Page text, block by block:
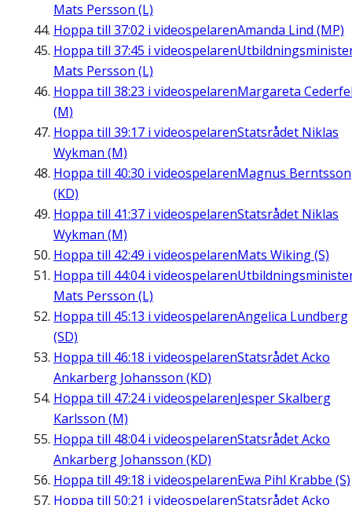
Mats Persson (L)
Hoppa till 37:02 i videospelarenAmanda Lind (MP)
Hoppa till 37:45 i videospelaren
Mats Persson (L)
Hoppa till 38:23 i videospelarenMargareta
(M)
Hoppa till 39:17 i videospelarenStatsrådet Niklas
Wykman (M)
Hoppa till 40:30 i videospelarenMagnus Berntsson
(KD)
Hoppa till 41:37 i videospelarenStatsrådet Niklas
Wykman (M)
Hoppa till 42:49 i videospelarenMats Wiking (S)
Hoppa till 44:04i videospelaren
Mats Persson (L)
Hoppa till 45:13 i videospelarenAngelica Lundberg
(SD)
Hoppa till 46:18 i videospelarenStatsrådet Acko
Ankarberg Johansson (KD)
Hoppa till 47:24i videospelarenJesper Skalberg
Karlsson (M)
Hoppa till 48:04i videospelarenStatsrådet Acko
Ankarberg Johansson (KD)
Hoppa till 49:18 i videospelarenEwa Pihl Krabbe (S)
Hoppa till 50:21 i videospelarenStatsrådet Acko